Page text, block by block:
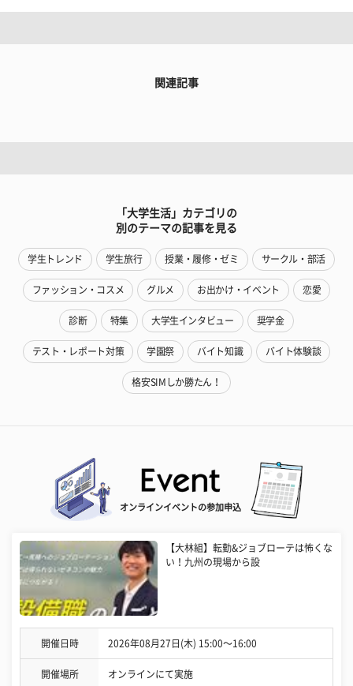
関連記事
「大学生活」カテゴリの
別のテーマの記事を見る
学生トレンド 学生旅行 授業・履修・ゼミ サークル・部活
ファッション・コスメ グルメ お出かけ・イベント 恋愛
診断 特集 大学生インタビュー 奨学金
テスト・レポート対策 学園祭 バイト知識 バイト体験談
格安SIMしか勝たん！
オンラインイベントの参加申込
【大林組】転勤&ジョブローテは怖くな
い！九州の現場から設
開催日時 2026年08月27日(木) 15:00〜16:00
開催場所 オンラインにて実施